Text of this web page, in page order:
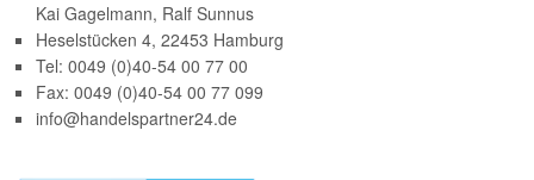
Kai Gagelmann, Ralf Sunnus
Heselstücken 4, 22453 Hamburg
Tel: 0049 (0)40-54 00 77 00
Fax: 0049 (0)40-54 00 77 099
info@handelspartner24.de